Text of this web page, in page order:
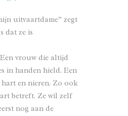
uitvaartdame” zegt
dat ze is
vrouw die altijd
in handen hield. Een
en nieren. Zo ook
betreft. Ze wil zelf
nog aan de